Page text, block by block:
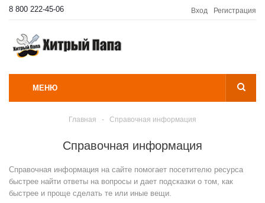
8 800 222-45-06 Вход Регистрация
МЕНЮ
Главная - Справочная информация
Справочная информация
Справочная информация на сайте помогает посетителю ресурса
быстрее найти ответы на вопросы и дает подсказки о том, как
быстрее и проще сделать те или иные вещи.